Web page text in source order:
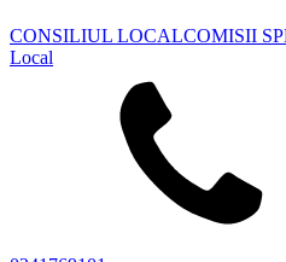
CONSILIUL LOCALCOMISII
Local